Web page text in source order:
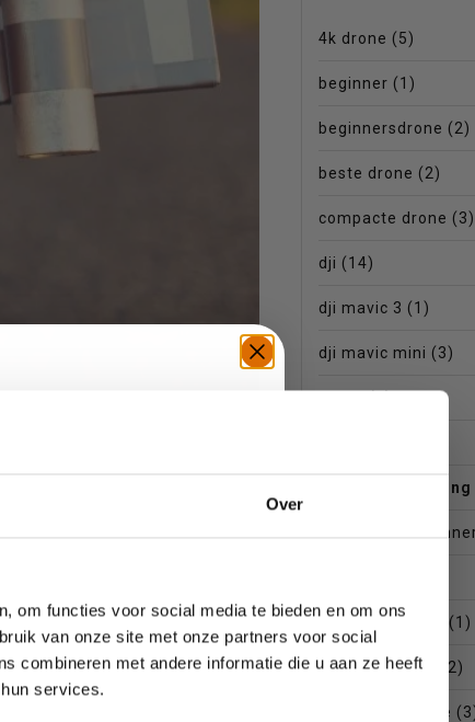
Over
om functies voor social media te bieden en om ons
van onze site met onze partners voor social
combineren met andere informatie die u aan ze heeft
services.
250 gram of meer wegen.
hand in dit geheel.
4k drone (5)
beginner (1)
beginnersdrone (2)
beste drone (2)
compacte drone (3)
dji (14)
dji mavic 3 (1)
dji mavic mini (3)
drone regelgeving
drone voor
gebruikte drone (1)
high end drone (2)
inklapbare drone
JE EERSTE
tot 15 euro.
euro .